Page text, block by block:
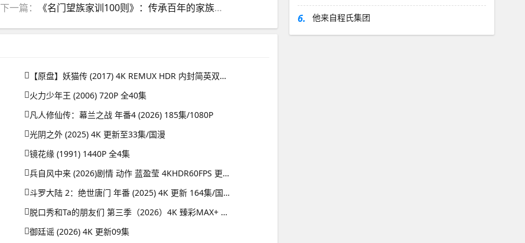
下一篇： 《名门望族家训100则》：传承百年的家族智慧与教养精髓
【原盘】妖猫传 (2017) 4K REMUX HDR 内封简英双语字幕
火力少年王 (2006) 720P 全40集
凡人修仙传：幕兰之战‎ 年番4 (2026) 185集/1080P
光阴之外 (2025) 4K 更新至33集/国漫
镜花缘 (1991) 1440P 全4集
兵自风中来 (2026)剧情 动作 蓝盈莹 4KHDR60FPS 更新20集
斗罗大陆 2：绝世唐门 年番 (2025) 4K 更新 164集/国漫
脱口秀和Ta的朋友们 第三季（2026）4K 臻彩MAX+ 50FPS 高码率 更0731期
御廷谣 (2026) 4K 更新09集
6. 他来自程氏集团